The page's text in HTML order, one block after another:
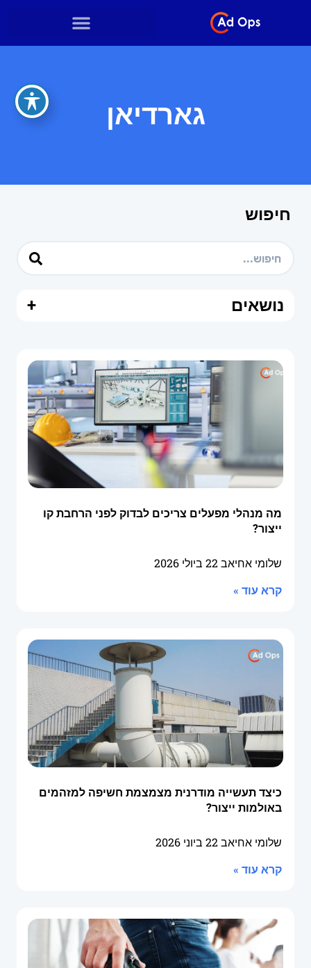
גארדיאן
חיפוש
נושאים +
מה מנהלי מפעלים צריכים לבדוק לפני הרחבת קו
ייצור?
שלומי אחיאב22 ביולי 2026
קרא עוד »
כיצד תעשייה מודרנית מצמצמת חשיפה למזהמים
באולמות ייצור?
שלומי אחיאב22 ביוני 2026
קרא עוד »